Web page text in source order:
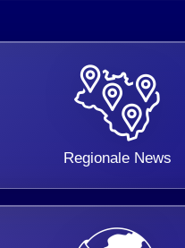
Regionale News